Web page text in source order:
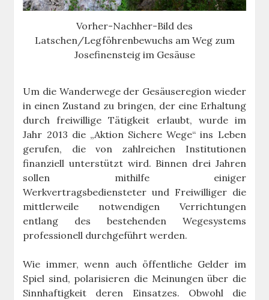
Vorher-Nachher-Bild des
Latschen/Legföhrenbewuchs am Weg zum
Josefinensteig im Gesäuse
Um die Wanderwege der Gesäuseregion wieder
in einen Zustand zu bringen, der eine Erhaltung
durch freiwillige Tätigkeit erlaubt, wurde im
Jahr 2013 die „Aktion Sichere Wege“ ins Leben
gerufen, die von zahlreichen Institutionen
finanziell unterstützt wird. Binnen drei Jahren
sollen mithilfe einiger
Werkvertragsbediensteter und Freiwilliger die
mittlerweile notwendigen Verrichtungen
entlang des bestehenden Wegesystems
professionell durchgeführt werden.
Wie immer, wenn auch öffentliche Gelder im
Spiel sind, polarisieren die Meinungen über die
Sinnhaftigkeit deren Einsatzes. Obwohl die